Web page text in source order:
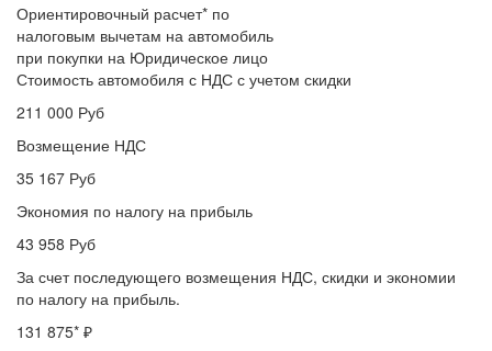
Ориентировочный расчет* по
налоговым вычетам на автомобиль
при покупки на Юридическое лицо
Стоимость автомобиля с НДС с учетом скидки
211 000 Руб
Возмещение НДС
35 167 Руб
Экономия по налогу на прибыль
43 958 Руб
За счет последующего возмещения НДС, скидки и экономии
по налогу на прибыль.
131 875* ₽